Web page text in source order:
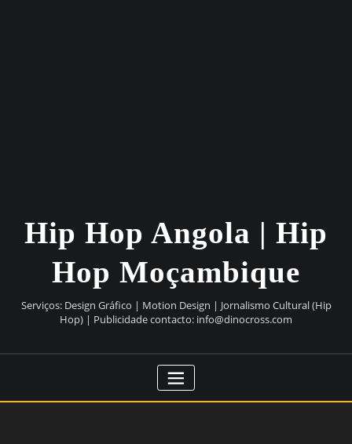
Hip Hop Angola | Hip
Hop Moçambique
Serviços: Design Gráfico | Motion Design | Jornalismo Cultural (Hip
Hop) | Publicidade contacto: info@dinocross.com